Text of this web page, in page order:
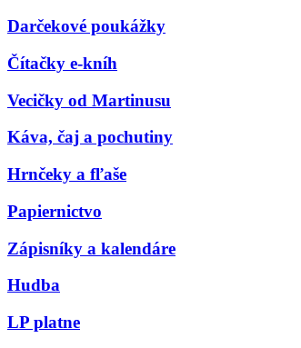
Darčekové poukážky
Čítačky e-kníh
Vecičky od Martinusu
Káva, čaj a pochutiny
Hrnčeky a fľaše
Papiernictvo
Zápisníky a kalendáre
Hudba
LP platne